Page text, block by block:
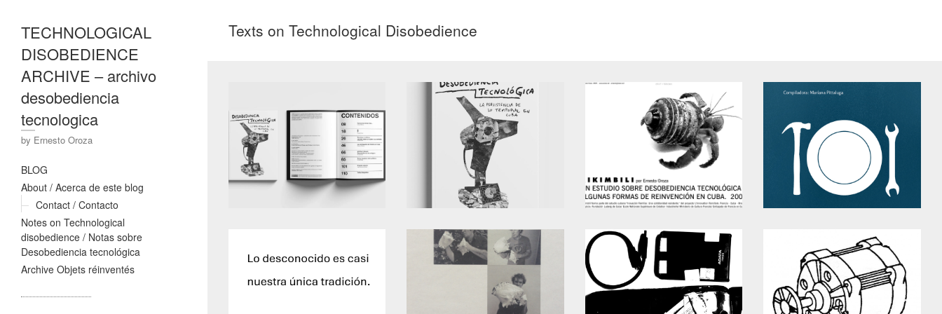
TECHNOLOGICAL
DISOBEDIENCE
ARCHIVE – archivo
desobediencia
tecnologica
by Ernesto Oroza
BLOG
About / Acerca de este blog
Contact / Contacto
Notes on Technological
disobedience / Notas sobre
Desobediencia tecnológica
Archive Objets réinventés
Texts on Technological Disobedience